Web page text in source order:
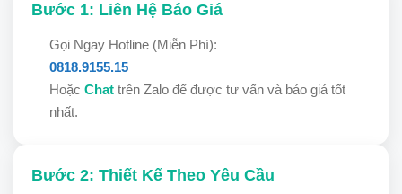
Bước 1: Liên Hệ Báo Giá
Gọi Ngay Hotline (Miễn Phí):
0818.9155.15
Hoặc Chat trên Zalo để được tư vấn và báo giá tốt
nhất.
Bước 2: Thiết Kế Theo Yêu Cầu